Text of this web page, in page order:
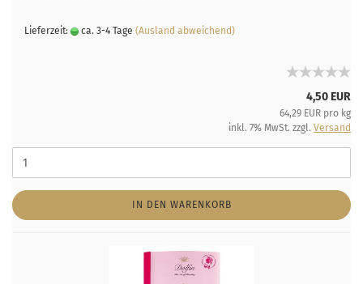
Lieferzeit: ca. 3-4 Tage (Ausland abweichend)
4,50 EUR
64,29 EUR pro kg
inkl. 7% MwSt. zzgl. Versand
IN DEN WARENKORB